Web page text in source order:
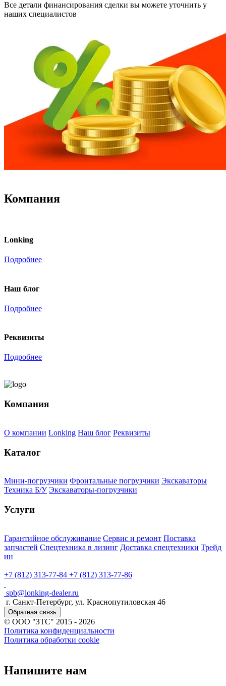
Все детали финансирования сделки вы можете уточнить у
наших специалистов
Компания
Lonking
Подробнее
Наш блог
Подробнее
Реквизиты
Подробнее
Компания
О компании Lonking Наш блог Реквизиты
Каталог
Мини-погрузчики Фронтальные погрузчики Экскаваторы
Техника Б/У Экскаваторы-погрузчики
Услуги
Гарантийное обслуживание Сервис и ремонт Поставка
запчастей Спецтехника в лизинг Доставка спецтехники Трейд
ин
+7 (812) 313-77-84 +7 (812) 313-77-86
spb@lonking-dealer.ru
г. Санкт-Петербург, ул. Краснопутиловская 46
Обратная связь
© ООО "ЗТС" 2015 - 2026
Политика конфиденциальности
Политика обработки cookie
Напишите нам